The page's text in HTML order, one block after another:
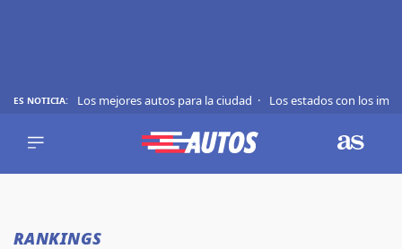
ES NOTICIA: Los mejores autos para la ciudad Los estados con los
REVIEWS
RANKINGS